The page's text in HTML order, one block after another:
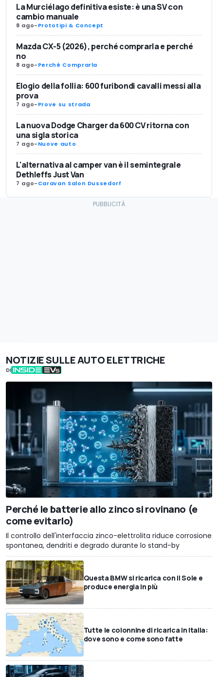
La Murciélago definitiva esiste: è una SV con
cambio manuale
8 ago-Prototipi & Concept
Mazda CX-5 (2026), perché comprarla e perché
no
8 ago-Perché Comprarla
Elogio della follia: 600 furibondi cavalli messi alla
prova
7 ago-Prove su strada
La nuova Dodge Charger da 600 CV ritorna con
una sigla storica
7 ago-Nuove auto
L'alternativa al camper van è il semintegrale
Dethleffs Just Van
7 ago-Caravan Salon Dussedorf
NOTIZIE SULLE AUTO ELETTRICHE
DI
Perché le batterie allo zinco si rovinano (e
come evitarlo)
Il controllo dell'interfaccia zinco-elettrolita riduce corrosione
spontanea, dendriti e degrado durante lo stand-by
Questa BMW si ricarica con il Sole e
produce energia in più
Tutte le colonnine di ricarica in Italia:
dove sono e come sono fatte